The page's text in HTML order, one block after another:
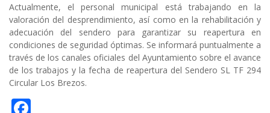
Actualmente, el personal municipal está trabajando en la
valoración del desprendimiento, así como en la rehabilitación y
adecuación del sendero para garantizar su reapertura en
condiciones de seguridad óptimas. Se informará puntualmente a
través de los canales oficiales del Ayuntamiento sobre el avance
de los trabajos y la fecha de reapertura del Sendero SL TF 294
Circular Los Brezos.